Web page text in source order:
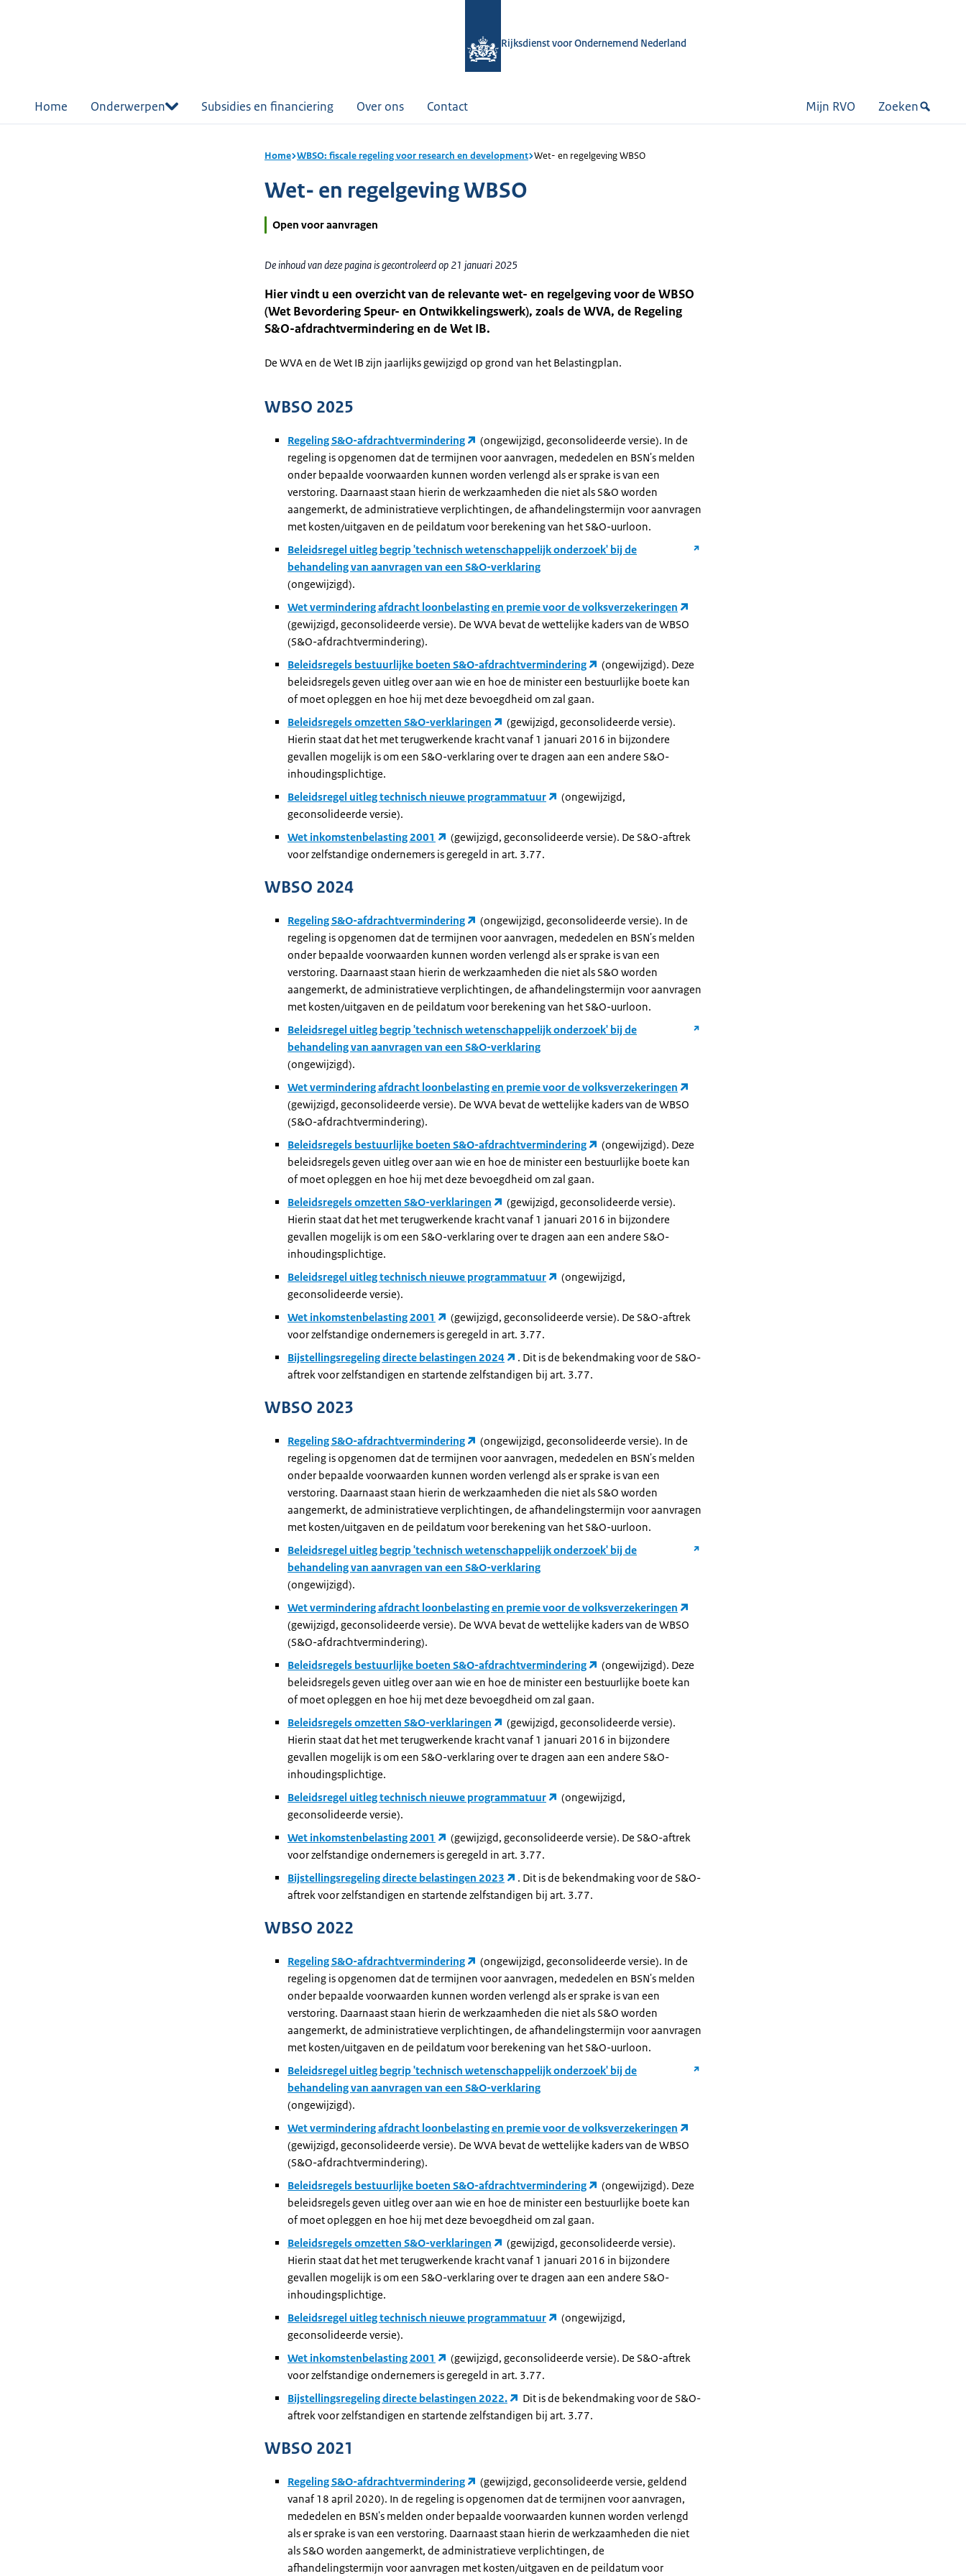
Rijksdienst voor Ondernemend Nederland
Home Onderwerpen Subsidies en financiering Over ons Contact Mijn RVO Zoeken
Home WBSO: fiscale regeling voor research en development Wet- en regelgeving WBSO
Wet- en regelgeving WBSO
Open voor aanvragen
De inhoud van deze pagina is gecontroleerd op 21 januari 2025
Hier vindt u een overzicht van de relevante wet- en regelgeving voor de WBSO
(Wet Bevordering Speur- en Ontwikkelingswerk), zoals de WVA, de Regeling
S&O-afdrachtvermindering en de Wet IB.
De WVA en de Wet IB zijn jaarlijks gewijzigd op grond van het Belastingplan.
WBSO 2025
Regeling S&O-afdrachtvermindering
(ongewijzigd, geconsolideerde versie). In de
regeling is opgenomen dat de termijnen voor aanvragen, mededelen en BSN's melden
onder bepaalde voorwaarden kunnen worden verlengd als er sprake is van een
verstoring. Daarnaast staan hierin de werkzaamheden die niet als S&O worden
aangemerkt, de administratieve verplichtingen, de afhandelingstermijn voor aanvragen
met kosten/uitgaven en de peildatum voor berekening van het S&O-uurloon.
Beleidsregel uitleg begrip 'technisch wetenschappelijk onderzoek' bij de
behandeling van aanvragen van een S&O-verklaring
(ongewijzigd).
Wet vermindering afdracht loonbelasting en premie voor de volksverzekeringen
(gewijzigd, geconsolideerde versie). De WVA bevat de wettelijke kaders van de WBSO
(S&O-afdrachtvermindering).
Beleidsregels bestuurlijke boeten S&O-afdrachtvermindering
(ongewijzigd). Deze
beleidsregels geven uitleg over aan wie en hoe de minister een bestuurlijke boete kan
of moet opleggen en hoe hij met deze bevoegdheid om zal gaan.
Beleidsregels omzetten S&O-verklaringen
(gewijzigd, geconsolideerde versie).
Hierin staat dat het met terugwerkende kracht vanaf 1 januari 2016 in bijzondere
gevallen mogelijk is om een S&O-verklaring over te dragen aan een andere S&O-
inhoudingsplichtige.
Beleidsregel uitleg technisch nieuwe programmatuur
(ongewijzigd,
geconsolideerde versie).
Wet inkomstenbelasting 2001
(gewijzigd, geconsolideerde versie). De S&O-aftrek
voor zelfstandige ondernemers is geregeld in art. 3.77.
WBSO 2024
Regeling S&O-afdrachtvermindering
(ongewijzigd, geconsolideerde versie). In de
regeling is opgenomen dat de termijnen voor aanvragen, mededelen en BSN's melden
onder bepaalde voorwaarden kunnen worden verlengd als er sprake is van een
verstoring. Daarnaast staan hierin de werkzaamheden die niet als S&O worden
aangemerkt, de administratieve verplichtingen, de afhandelingstermijn voor aanvragen
met kosten/uitgaven en de peildatum voor berekening van het S&O-uurloon.
Beleidsregel uitleg begrip 'technisch wetenschappelijk onderzoek' bij de
behandeling van aanvragen van een S&O-verklaring
(ongewijzigd).
Wet vermindering afdracht loonbelasting en premie voor de volksverzekeringen
(gewijzigd, geconsolideerde versie). De WVA bevat de wettelijke kaders van de WBSO
(S&O-afdrachtvermindering).
Beleidsregels bestuurlijke boeten S&O-afdrachtvermindering
(ongewijzigd). Deze
beleidsregels geven uitleg over aan wie en hoe de minister een bestuurlijke boete kan
of moet opleggen en hoe hij met deze bevoegdheid om zal gaan.
Beleidsregels omzetten S&O-verklaringen
(gewijzigd, geconsolideerde versie).
Hierin staat dat het met terugwerkende kracht vanaf 1 januari 2016 in bijzondere
gevallen mogelijk is om een S&O-verklaring over te dragen aan een andere S&O-
inhoudingsplichtige.
Beleidsregel uitleg technisch nieuwe programmatuur
(ongewijzigd,
geconsolideerde versie).
Wet inkomstenbelasting 2001
(gewijzigd, geconsolideerde versie). De S&O-aftrek
voor zelfstandige ondernemers is geregeld in art. 3.77.
Bijstellingsregeling directe belastingen 2024
. Dit is de bekendmaking voor de S&O-
aftrek voor zelfstandigen en startende zelfstandigen bij art. 3.77.
WBSO 2023
Regeling S&O-afdrachtvermindering
(ongewijzigd, geconsolideerde versie). In de
regeling is opgenomen dat de termijnen voor aanvragen, mededelen en BSN's melden
onder bepaalde voorwaarden kunnen worden verlengd als er sprake is van een
verstoring. Daarnaast staan hierin de werkzaamheden die niet als S&O worden
aangemerkt, de administratieve verplichtingen, de afhandelingstermijn voor aanvragen
met kosten/uitgaven en de peildatum voor berekening van het S&O-uurloon.
Beleidsregel uitleg begrip 'technisch wetenschappelijk onderzoek' bij de
behandeling van aanvragen van een S&O-verklaring
(ongewijzigd).
Wet vermindering afdracht loonbelasting en premie voor de volksverzekeringen
(gewijzigd, geconsolideerde versie). De WVA bevat de wettelijke kaders van de WBSO
(S&O-afdrachtvermindering).
Beleidsregels bestuurlijke boeten S&O-afdrachtvermindering
(ongewijzigd). Deze
beleidsregels geven uitleg over aan wie en hoe de minister een bestuurlijke boete kan
of moet opleggen en hoe hij met deze bevoegdheid om zal gaan.
Beleidsregels omzetten S&O-verklaringen
(gewijzigd, geconsolideerde versie).
Hierin staat dat het met terugwerkende kracht vanaf 1 januari 2016 in bijzondere
gevallen mogelijk is om een S&O-verklaring over te dragen aan een andere S&O-
inhoudingsplichtige.
Beleidsregel uitleg technisch nieuwe programmatuur
(ongewijzigd,
geconsolideerde versie).
Wet inkomstenbelasting 2001
(gewijzigd, geconsolideerde versie). De S&O-aftrek
voor zelfstandige ondernemers is geregeld in art. 3.77.
Bijstellingsregeling directe belastingen 2023
. Dit is de bekendmaking voor de S&O-
aftrek voor zelfstandigen en startende zelfstandigen bij art. 3.77.
WBSO 2022
Regeling S&O-afdrachtvermindering
(ongewijzigd, geconsolideerde versie). In de
regeling is opgenomen dat de termijnen voor aanvragen, mededelen en BSN's melden
onder bepaalde voorwaarden kunnen worden verlengd als er sprake is van een
verstoring. Daarnaast staan hierin de werkzaamheden die niet als S&O worden
aangemerkt, de administratieve verplichtingen, de afhandelingstermijn voor aanvragen
met kosten/uitgaven en de peildatum voor berekening van het S&O-uurloon.
Beleidsregel uitleg begrip 'technisch wetenschappelijk onderzoek' bij de
behandeling van aanvragen van een S&O-verklaring
(ongewijzigd).
Wet vermindering afdracht loonbelasting en premie voor de volksverzekeringen
(gewijzigd, geconsolideerde versie). De WVA bevat de wettelijke kaders van de WBSO
(S&O-afdrachtvermindering).
Beleidsregels bestuurlijke boeten S&O-afdrachtvermindering
(ongewijzigd). Deze
beleidsregels geven uitleg over aan wie en hoe de minister een bestuurlijke boete kan
of moet opleggen en hoe hij met deze bevoegdheid om zal gaan.
Beleidsregels omzetten S&O-verklaringen
(gewijzigd, geconsolideerde versie).
Hierin staat dat het met terugwerkende kracht vanaf 1 januari 2016 in bijzondere
gevallen mogelijk is om een S&O-verklaring over te dragen aan een andere S&O-
inhoudingsplichtige.
Beleidsregel uitleg technisch nieuwe programmatuur
(ongewijzigd,
geconsolideerde versie).
Wet inkomstenbelasting 2001
(gewijzigd, geconsolideerde versie). De S&O-aftrek
voor zelfstandige ondernemers is geregeld in art. 3.77.
Bijstellingsregeling directe belastingen 2022.
Dit is de bekendmaking voor de S&O-
aftrek voor zelfstandigen en startende zelfstandigen bij art. 3.77.
WBSO 2021
Regeling S&O-afdrachtvermindering
(gewijzigd, geconsolideerde versie, geldend
vanaf 18 april 2020). In de regeling is opgenomen dat de termijnen voor aanvragen,
mededelen en BSN's melden onder bepaalde voorwaarden kunnen worden verlengd
als er sprake is van een verstoring. Daarnaast staan hierin de werkzaamheden die niet
als S&O worden aangemerkt, de administratieve verplichtingen, de
afhandelingstermijn voor aanvragen met kosten/uitgaven en de peildatum voor